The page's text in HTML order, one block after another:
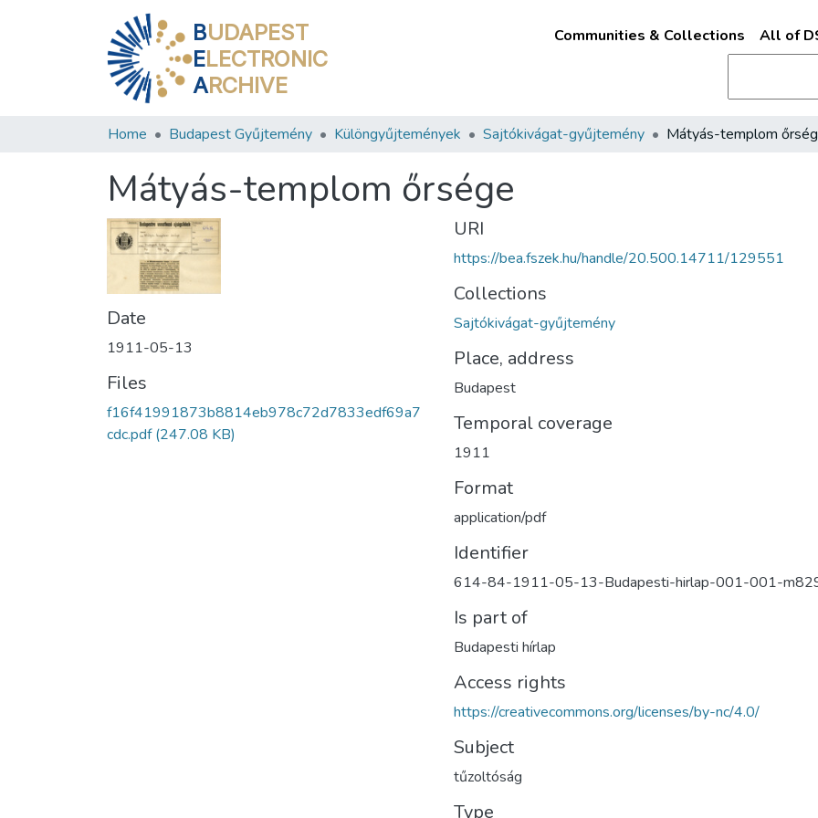
BUDAPEST
ELECTRONIC
ARCHIVE
Communities & Collections All of
Home Budapest Gyűjtemény Különgyűjtemények Sajtókivágat-gyűjtemény Mátyás-templom
Mátyás-templom őrsége
Date
1911-05-13
Files
f16f41991873b8814eb978c72d7833edf69a7
cdc.pdf(247.08 KB)
URI
https://bea.fszek.hu/handle/20.500.14711/129551
Collections
Sajtókivágat-gyűjtemény
Place, address
Budapest
Temporal coverage
1911
Format
application/pdf
Identifier
614-84-1911-05-13-Budapesti-hirlap-001-001-
Is part of
Budapesti hírlap
Access rights
https://creativecommons.org/licenses/by-nc/4.0/
Subject
tűzoltóság
Type